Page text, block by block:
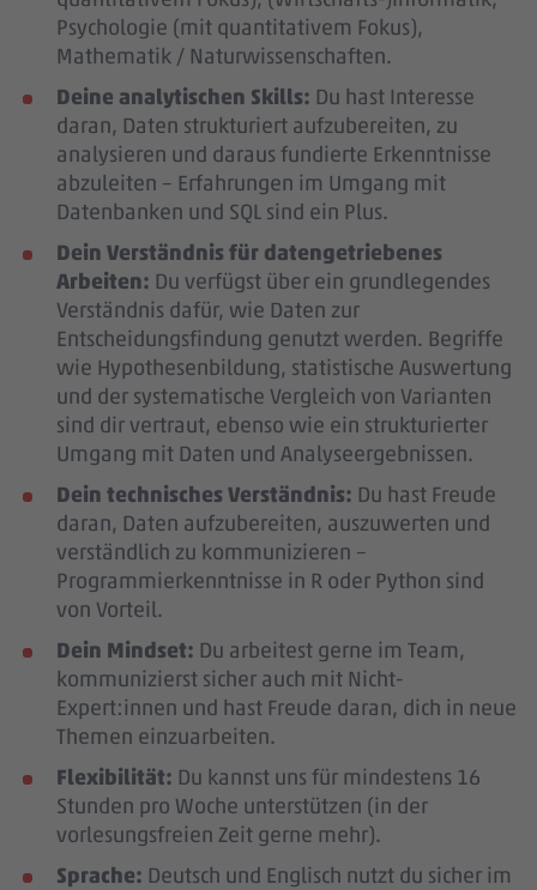
Psychologie (mit quantitativem Fokus),
Mathematik / Naturwissenschaften.
Deine analytischen Skills: Du hast Interesse
daran, Daten strukturiert aufzubereiten, zu
analysieren und daraus fundierte Erkenntnisse
abzuleiten – Erfahrungen im Umgang mit
Datenbanken und SQL sind ein Plus.
Dein Verständnis für datengetriebenes
Arbeiten: Du verfügst über ein grundlegendes
Verständnis dafür, wie Daten zur
Entscheidungsfindung genutzt werden. Begriffe
wie Hypothesenbildung, statistische Auswertung
und der systematische Vergleich von Varianten
sind dir vertraut, ebenso wie ein strukturierter
Umgang mit Daten und Analyseergebnissen.
Dein technisches Verständnis: Du hast Freude
daran, Daten aufzubereiten, auszuwerten und
verständlich zu kommunizieren –
Programmierkenntnisse in R oder Python sind
von Vorteil.
Dein Mindset: Du arbeitest gerne im Team,
kommunizierst sicher auch mit Nicht-
Expert:innen und hast Freude daran, dich in neue
Themen einzuarbeiten.
Flexibilität: Du kannst uns für mindestens 16
Stunden pro Woche unterstützen (in der
vorlesungsfreien Zeit gerne mehr).
Sprache: Deutsch und Englisch nutzt du sicher im